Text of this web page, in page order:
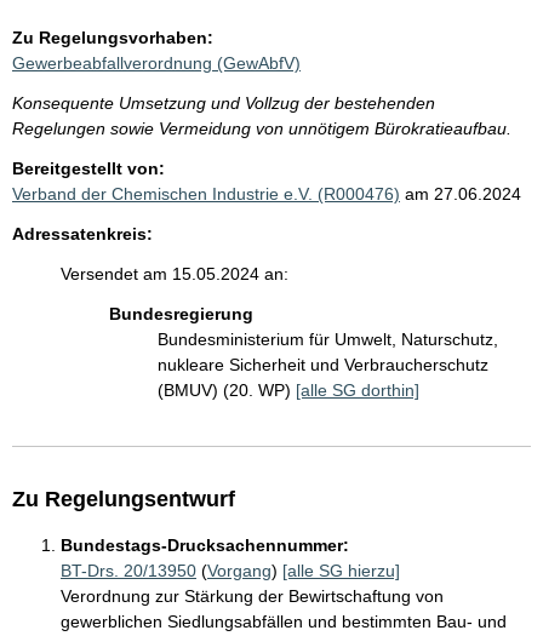
Zu Regelungsvorhaben:
Gewerbeabfallverordnung (GewAbfV)
Konsequente Umsetzung und Vollzug der bestehenden
Regelungen sowie Vermeidung von unnötigem Bürokratieaufbau.
Bereitgestellt von:
Verband der Chemischen Industrie e.V. (R000476) am 27.06.2024
Adressatenkreis:
Versendet am 15.05.2024 an:
Bundesregierung
Bundesministerium für Umwelt, Naturschutz,
nukleare Sicherheit und Verbraucherschutz
(BMUV) (20. WP) [alle SG dorthin]
Zu Regelungsentwurf
Bundestags-Drucksachennummer:
BT-Drs. 20/13950 (Vorgang) [alle SG hierzu]
Verordnung zur Stärkung der Bewirtschaftung von
gewerblichen Siedlungsabfällen und bestimmten Bau- und